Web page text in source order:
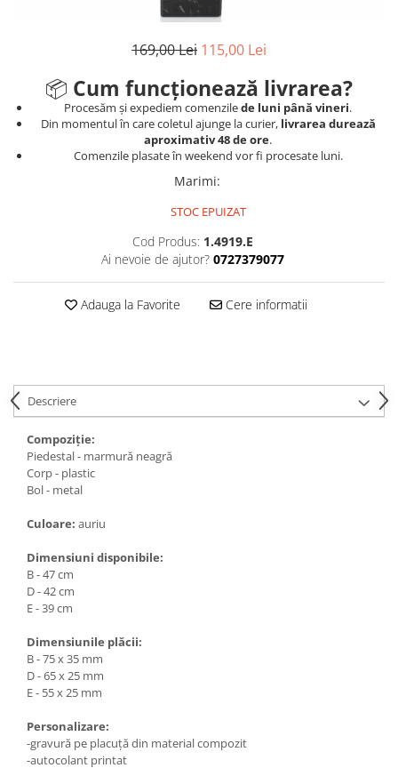
Accesorii Cupe
Personalizari Cupe
Medalii Tematice
Medalii Personalizate
Personalizari Medalii
Trofee Lemn
Trofee Metalice
Trofee Sticla
Cutii de Prezentare , Mape
Trofeu Plastic
Figurine
Figurine Rasina
Figurine Plastic
Accesorii Figurine
OUTLET
Cupe Outlet
169,00 Lei 115,00 Lei
📦 Cum funcționează livrarea?
Procesăm și expediem comenzilede luni până vineri.
Din momentul în care coletul ajunge la curier, livrarea durează
aproximativ 48 de ore.
Comenzile plasate în weekend vor fi procesate luni.
Marimi:
STOC EPUIZAT
Cod Produs: 1.4919.E
Ai nevoie de ajutor? 0727379077
Adauga la Favorite Cere informatii
Descriere
Compoziție:
Piedestal - marmură neagră
Corp - plastic
Bol - metal
Culoare: auriu
Dimensiuni disponibile:
B - 47 cm
D - 42 cm
E - 39 cm
Dimensiunile plăcii:
B - 75 x 35 mm
D - 65 x 25 mm
E - 55 x 25 mm
Personalizare:
-gravură pe placuță din material compozit
-autocolant printat